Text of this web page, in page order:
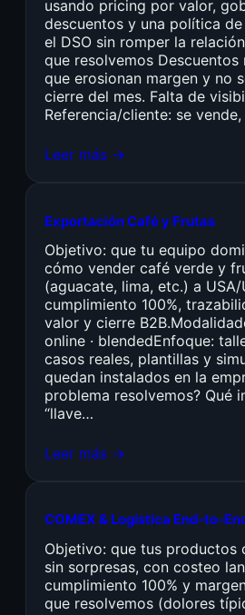
usando pricing por valor,
descuentos y una política
el DSO sin romper la
que resolvemos Descuentos
que erosionan margen y no
cierre del mes. Falta de
Referencia/cliente: se
Leer más →
Exportación Café y Frutas
Objetivo: que tu equipo
cómo vender café verde y
(aguacate, lima, etc.) a
cumplimiento 100%,
valor y cierre
online · blendedEnfoque:
casos reales, plantillas y
quedan instalados en la
problema resolvemos? Qué
“llave…
Leer más →
COMEX & Logística End-to-
Objetivo: que tus productos
sin sorpresas, con costeo
cumplimiento 100% y
que resolvemos (dolores